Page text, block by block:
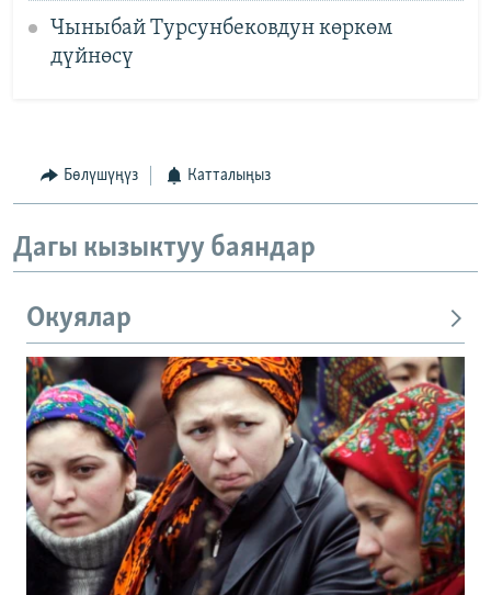
Чыныбай Турсунбековдун көркөм
дүйнөсү
Бөлүшүңүз Катталыңыз
Дагы кызыктуу баяндар
Окуялар